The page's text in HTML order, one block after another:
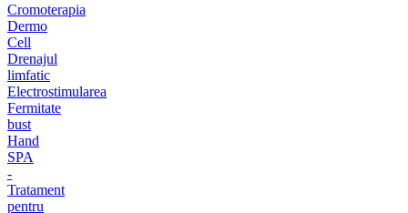
Cromoterapia
Dermo
Cell
Drenajul
limfatic
Electrostimularea
Fermitate
bust
Hand
SPA
-
Tratament
pentru